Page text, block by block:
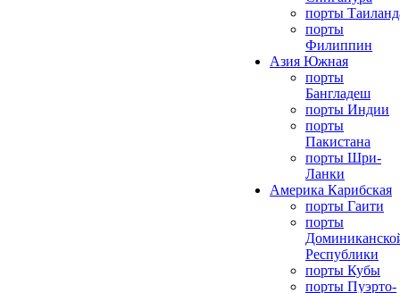
порты
порты
Филиппин
Азия Южная
порты
Бангладеш
порты Индии
порты
Пакистана
порты Шри-
Ланки
Америка Карибская
порты Гаити
порты
Республики
порты Кубы
порты Пуэрто-